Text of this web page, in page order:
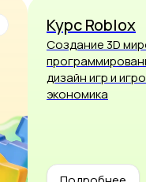
Курс Roblox
Создание 3D
дизайн игр и
экономика